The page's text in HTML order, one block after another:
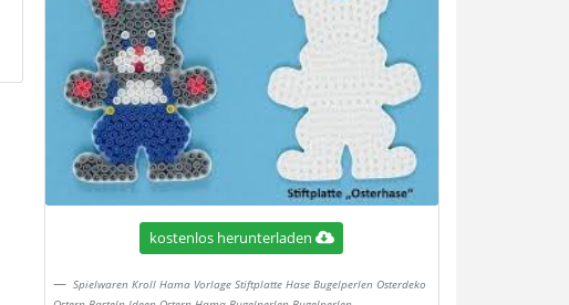
kostenlos herunterladen
Spielwaren Kroll Hama Vorlage Stiftplatte Hase Bugelperlen Osterdeko